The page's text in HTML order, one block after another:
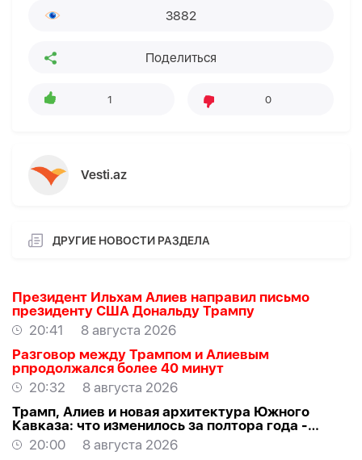
3882
Поделиться
1 0
Vesti.az
ДРУГИЕ НОВОСТИ РАЗДЕЛА
Президент Ильхам Алиев направил письмо
президенту США Дональду Трампу
20:41
8 августа 2026
Разговор между Трампом и Алиевым
рпродолжался более 40 минут
20:32
8 августа 2026
Трамп, Алиев и новая архитектура Южного
Кавказа: что изменилось за полтора года -
ВЗГЛЯД
20:00
8 августа 2026